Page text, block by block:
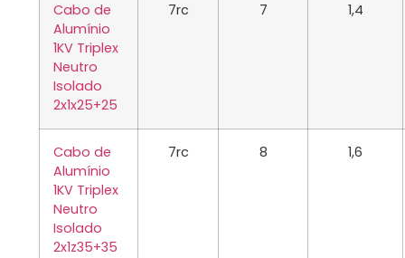
Cabo de
Alumínio
1KV Triplex
Neutro
Isolado
2x1x25+25
7rc 7 1,4
Cabo de
Alumínio
1KV Triplex
Neutro
Isolado
2x1z35+35
7rc 8 1,6